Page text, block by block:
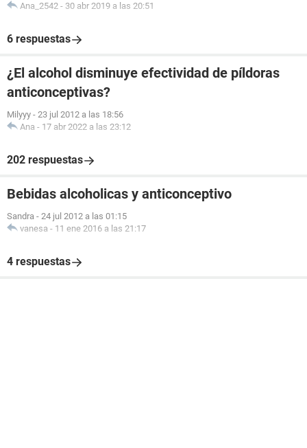
Ana_2542 - 30 abr 2019 a las 20:51
6 respuestas
¿El alcohol disminuye efectividad de píldoras
anticonceptivas?
Milyyy - 23 jul 2012 a las 18:56
Ana - 17 abr 2022 a las 23:12
202 respuestas
Bebidas alcoholicas y anticonceptivo
Sandra - 24 jul 2012 a las 01:15
vanesa - 11 ene 2016 a las 21:17
4 respuestas